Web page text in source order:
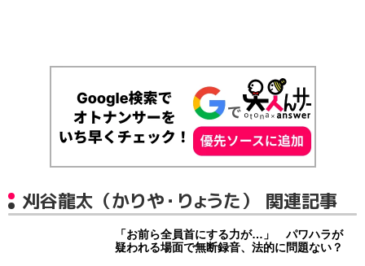
刈谷龍太（かりや・りょうた） 関連記事
「お前ら全員首にする力が…」 パワハラが
疑われる場面で無断録音、法的に問題ない？